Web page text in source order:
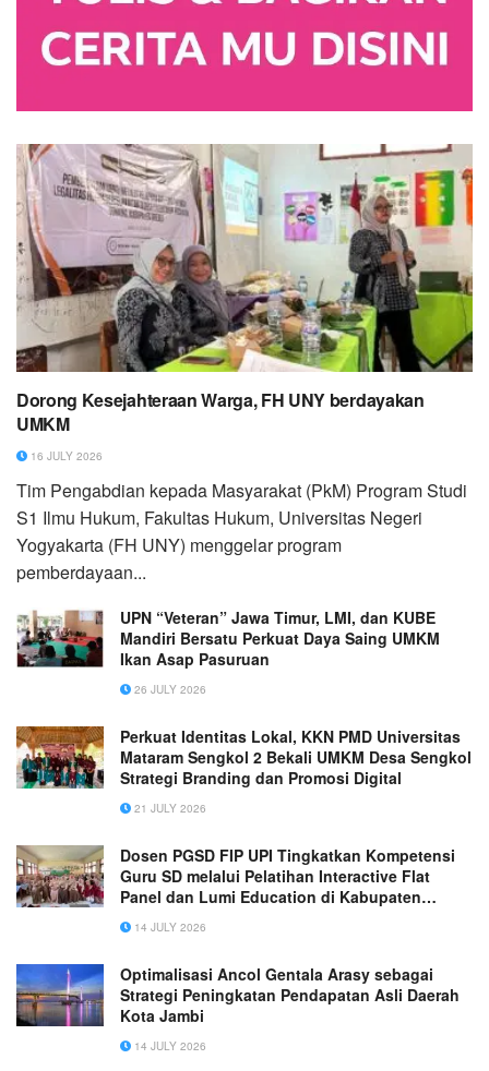
Dorong Kesejahteraan Warga, FH UNY berdayakan
UMKM
16 JULY 2026
Tim Pengabdian kepada Masyarakat (PkM) Program Studi
S1 Ilmu Hukum, Fakultas Hukum, Universitas Negeri
Yogyakarta (FH UNY) menggelar program
pemberdayaan...
UPN “Veteran” Jawa Timur, LMI, dan KUBE
Mandiri Bersatu Perkuat Daya Saing UMKM
Ikan Asap Pasuruan
26 JULY 2026
Perkuat Identitas Lokal, KKN PMD Universitas
Mataram Sengkol 2 Bekali UMKM Desa Sengkol
Strategi Branding dan Promosi Digital
21 JULY 2026
Dosen PGSD FIP UPI Tingkatkan Kompetensi
Guru SD melalui Pelatihan Interactive Flat
Panel dan Lumi Education di Kabupaten
Bandung
14 JULY 2026
Optimalisasi Ancol Gentala Arasy sebagai
Strategi Peningkatan Pendapatan Asli Daerah
Kota Jambi
14 JULY 2026